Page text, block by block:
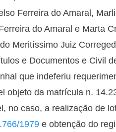
Ferreira do Amaral,
do Amaral e Marta
Meritíssimo Juiz
e Documentos e Civil
que indeferiu
objeto da matrícula n.
no caso, a realização de
1979 e obtenção do